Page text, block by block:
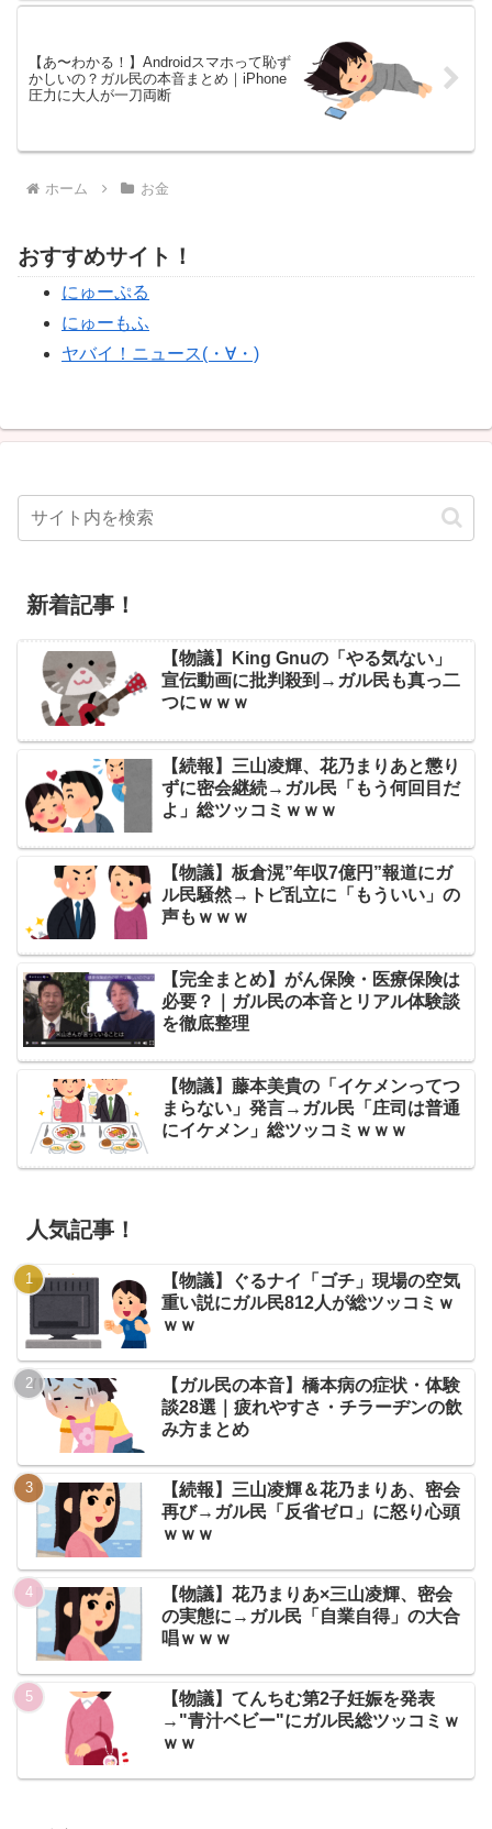
【あ〜わかる！】Androidスマホって恥ず
かしいの？ガル民の本音まとめ｜iPhone
圧力に大人が一刀両断
ホーム お金
おすすめサイト！
にゅーぷる
にゅーもふ
ヤバイ！ニュース(・∀・)
新着記事！
【物議】King Gnuの「やる気ない」
宣伝動画に批判殺到→ガル民も真っ二
つにｗｗｗ
【続報】三山凌輝、花乃まりあと懲り
ずに密会継続→ガル民「もう何回目だ
よ」総ツッコミｗｗｗ
【物議】板倉滉”年収7億円”報道にガ
ル民騒然→トピ乱立に「もういい」の
声もｗｗｗ
【完全まとめ】がん保険・医療保険は
必要？｜ガル民の本音とリアル体験談
を徹底整理
【物議】藤本美貴の「イケメンってつ
まらない」発言→ガル民「庄司は普通
にイケメン」総ツッコミｗｗｗ
人気記事！
【物議】ぐるナイ「ゴチ」現場の空気
重い説にガル民812人が総ツッコミｗ
ｗｗ
【ガル民の本音】橋本病の症状・体験
談28選｜疲れやすさ・チラーヂンの飲
み方まとめ
【続報】三山凌輝＆花乃まりあ、密会
再び→ガル民「反省ゼロ」に怒り心頭
ｗｗｗ
【物議】花乃まりあ×三山凌輝、密会
の実態に→ガル民「自業自得」の大合
唱ｗｗｗ
【物議】てんちむ第2子妊娠を発表
→"青汁ベビー"にガル民総ツッコミｗ
ｗｗ